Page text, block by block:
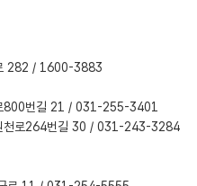
282 / 1600-3883
800번길 21 / 031-255-3401
천로264번길 30 / 031-243-3284